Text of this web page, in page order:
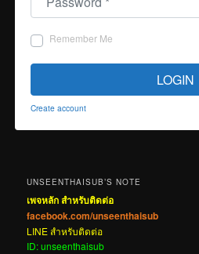
Remember Me
LOGIN
Create account
UNSEENTHAISUB’S NOTE
เพจหลัก สำหรับติดต่อ
facebook.com/unseenthaisub
LINE สำหรับติดต่อ
ID: unseenthaisub